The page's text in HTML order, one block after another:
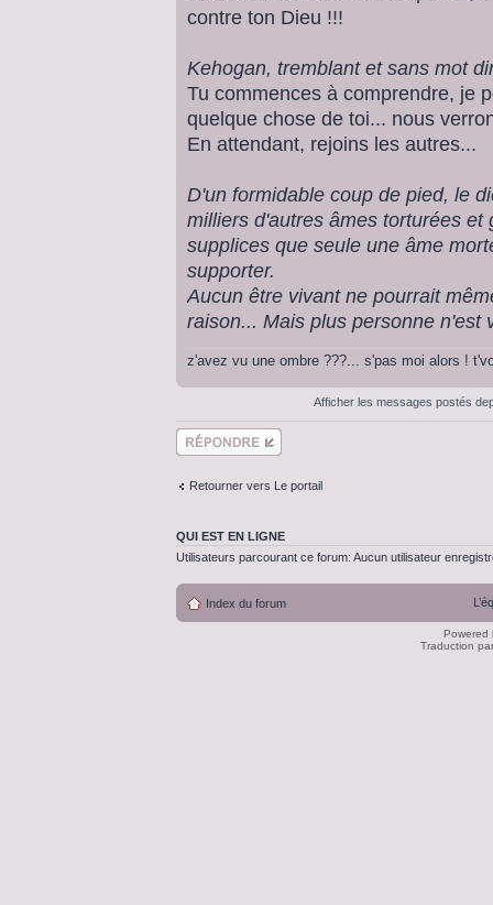
contre ton Dieu !!!
Kehogan, tremblant et sans mot
Tu commences à comprendre, je
quelque chose de toi... nous
En attendant, rejoins les autres...
D'un formidable coup de pied, le
milliers d'autres âmes torturées
supplices que seule une âme
supporter.
Aucun être vivant ne pourrait
raison... Mais plus personne n'est
z'avez vu une ombre ???... s'pas moi alors !
Afficher les messages postés
Répondre
Retourner vers Le portail
QUI EST EN LIGNE
Utilisateurs parcourant ce forum: Aucun utilisateur
Index du forum
Powered
Traduction